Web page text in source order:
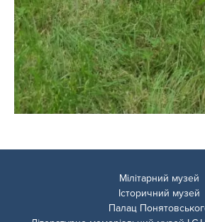
Мілітарний музей
Історичний музей
Палац